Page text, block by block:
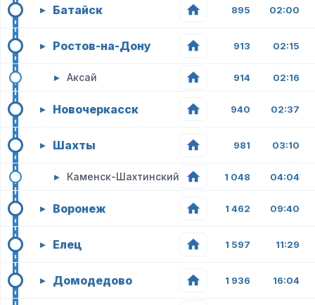
▸ Батайск 895 02:00
▸ Ростов-на-Дону 913 02:15
▸ Аксай 914 02:16
▸ Новочеркасск 940 02:37
▸ Шахты 981 03:10
▸ Каменск-Шахтинский 1 048 04:04
▸ Воронеж 1 462 09:40
▸ Елец 1 597 11:29
▸ Домодедово 1 936 16:04